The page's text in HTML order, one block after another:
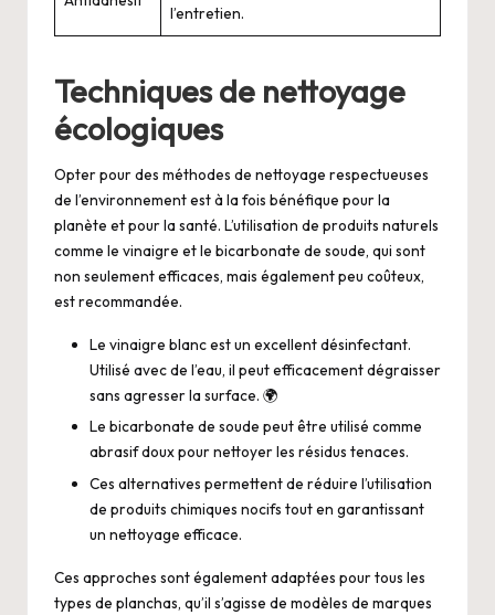
l’entretien.
Techniques de nettoyage
écologiques
Opter pour des méthodes de nettoyage respectueuses
de l’environnement est à la fois bénéfique pour la
planète et pour la santé. L’utilisation de produits naturels
comme le vinaigre et le bicarbonate de soude, qui sont
non seulement efficaces, mais également peu coûteux,
est recommandée.
Le vinaigre blanc est un excellent désinfectant.
Utilisé avec de l’eau, il peut efficacement dégraisser
sans agresser la surface. 🌍
Le bicarbonate de soude peut être utilisé comme
abrasif doux pour nettoyer les résidus tenaces.
Ces alternatives permettent de réduire l’utilisation
de produits chimiques nocifs tout en garantissant
un nettoyage efficace.
Ces approches sont également adaptées pour tous les
types de planchas, qu’il s’agisse de modèles de marques